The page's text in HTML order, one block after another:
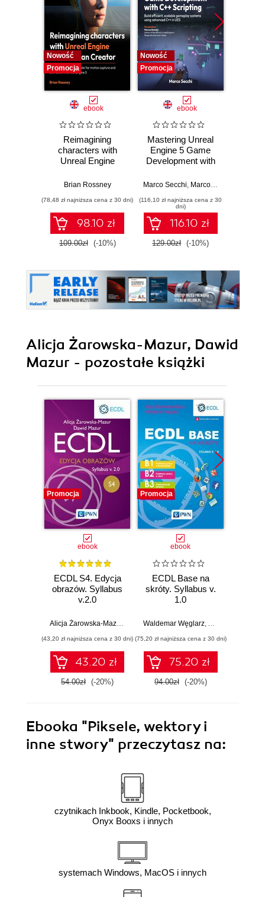
Nowość
Promocja
ebook
Reimagining
characters with
Unreal Engine
Creator. A
guide for motion
capture and
animation in Unreal
Engine 5 - Second
Edition
Brian Rossney
(78,48 zł najniższa cena z 30 dni)
98.10 zł
109.00zł (-10%)
Nowość
Promocja
ebook
Mastering Unreal
Engine 5 Game
Development with
Build efficient,
systems using
advanced C++ in
UE5
Marco Secchi, Marcos Romero
(116,10 zł najniższa cena z 30
dni)
116.10 zł
129.00zł (-10%)
Alicja Żarowska-Mazur, Dawid
Mazur - pozostałe książki
Promocja
ebook
ECDL S4. Edycja
obrazów. Syllabus
v.2.0
Dawid Mazur
(43,20 zł najniższa cena z 30 dni)
43.20 zł
54.00zł (-20%)
Promocja
ebook
ECDL Base na
skróty. Syllabus v.
1.0
Waldemar Węglarz,
(75,20 zł najniższa cena z 30 dni)
75.20 zł
94.00zł (-20%)
Ebooka "Piksele, wektory i
inne stwory" przeczytasz na:
czytnikach Inkbook, Kindle, Pocketbook,
Onyx Booxs i innych
systemach Windows, MacOS i innych